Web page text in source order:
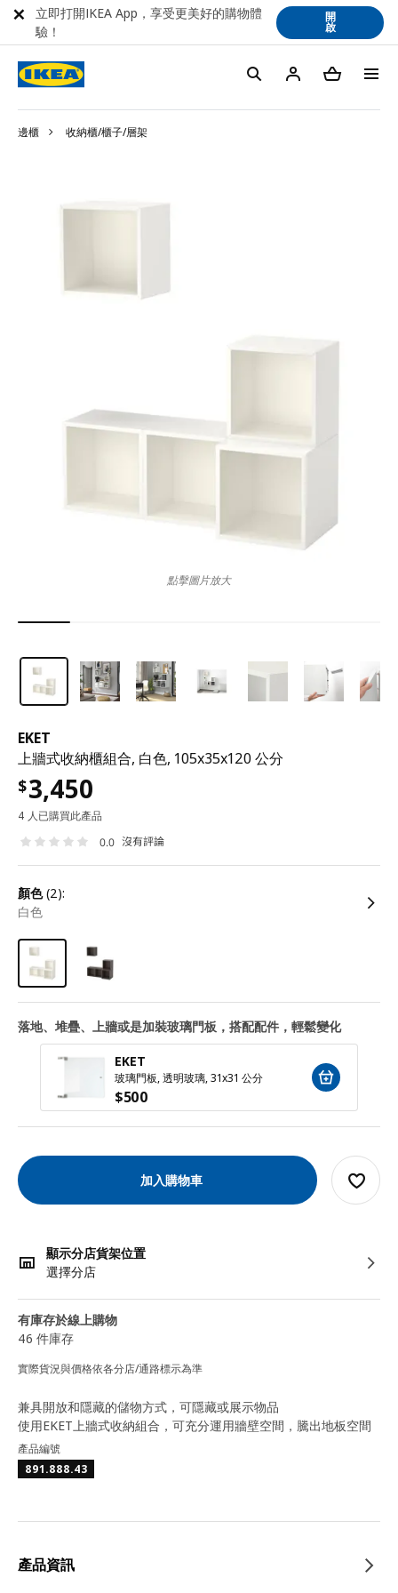
邊櫃 收納櫃/櫃子/層架
EKET
上牆式收納櫃組合, 白色, 105x35x120 公分
$3,450
4 人已購買此產品
0.0 沒有評論
顏色(2):
白色
落地、堆疊、上牆或是加裝玻璃門板，搭配配件，輕鬆變化
EKET
玻璃門板, 透明玻璃, 31x31 公分
$500
加入購物車
顯示分店貨架位置
選擇分店
有庫存於線上購物
46 件庫存
實際貨況與價格依各分店/通路標示為準
點擊圖片放大
兼具開放和隱藏的儲物方式，可隱藏或展示物品
使用EKET上牆式收納組合，可充分運用牆壁空間，騰出地板空間
產品編號
891.888.43
產品資訊
立即打開IKEA App，享受更美好的購物體
驗！
開
啟